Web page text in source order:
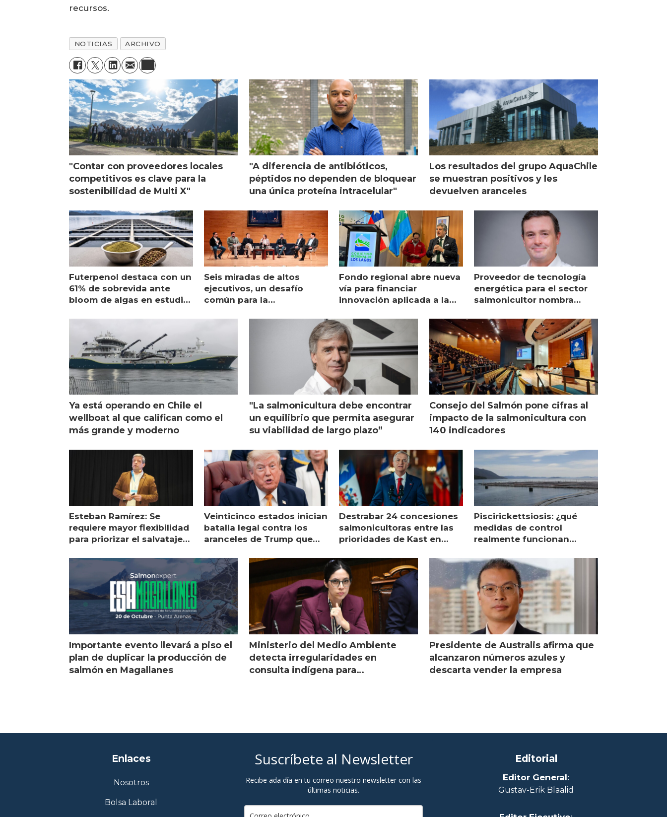
recursos.
NOTICIAS ARCHIVO
"Contar con proveedores locales
competitivos es clave para la
sostenibilidad de Multi X"
"A diferencia de antibióticos,
péptidos no dependen de bloquear
una única proteína intracelular"
Los resultados del grupo AquaChile
se muestran positivos y les
devuelven aranceles
Futerpenol destaca con un
61% de sobrevida ante
bloom de algas en estudio
Seis miradas de altos
ejecutivos, un desafío
común para la
Fondo regional abre nueva
vía para financiar
innovación aplicada a la
Proveedor de tecnología
energética para el sector
salmonicultor nombra
Ya está operando en Chile el
wellboat al que califican como el
más grande y moderno
"La salmonicultura debe encontrar
un equilibrio que permita asegurar
su viabilidad de largo plazo”
Consejo del Salmón pone cifras al
impacto de la salmonicultura con
140 indicadores
Esteban Ramírez: Se
requiere mayor flexibilidad
para priorizar el salvataje
Veinticinco estados inician
batalla legal contra los
aranceles de Trump que
Destrabar 24 concesiones
salmonicultoras entre las
prioridades de Kast en
Piscirickettsiosis: ¿qué
medidas de control
realmente funcionan
Importante evento llevará a piso el
plan de duplicar la producción de
salmón en Magallanes
Ministerio del Medio Ambiente
detecta irregularidades en
consulta indígena para
Presidente de Australis afirma que
alcanzaron números azules y
descarta vender la empresa
Enlaces
Nosotros
Bolsa Laboral
Suscríbete al Newsletter
Recibe ada día en tu correo nuestro newsletter con las
últimas noticias.
Editorial
Editor General:
Gustav-Erik Blaalid